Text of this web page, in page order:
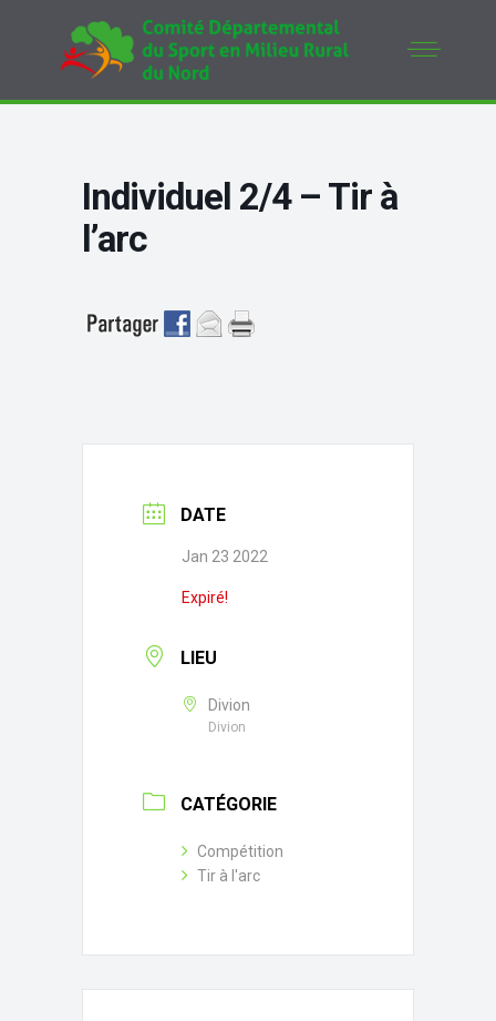
Individuel 2/4 – Tir à
l’arc
DATE
Jan 23 2022
Expiré!
LIEU
Divion
Divion
CATÉGORIE
Compétition
Tir à l'arc